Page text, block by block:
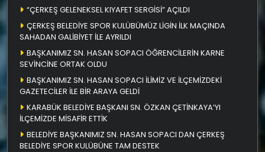
“ÇERKEŞ GELENEKSEL KIYAFET SERGİSİ” AÇILDI
ÇERKEŞ BELEDİYE SPOR KULÜBÜMÜZ LİGİN İLK MAÇINDA
SAHADAN GALİBİYET İLE AYRILDI
BAŞKANIMIZ SN. HASAN SOPACI ÖĞRENCİLERİN KARNE
SEVİNCİNE ORTAK OLDU
BAŞKANIMIZ SN. HASAN SOPACI İLİMİZ VE İLÇEMİZDEKİ
GAZETECİLER İLE BİR ARAYA GELDİ
KARABÜK BELEDİYE BAŞKANI SN. ÖZKAN ÇETİNKAYA’YI
İLÇEMİZDE MİSAFİR ETTİK
BELEDİYE BAŞKANIMIZ SN. HASAN SOPACI DAN ÇERKEŞ
BELEDİYE SPOR KULÜBÜNE TAM DESTEK